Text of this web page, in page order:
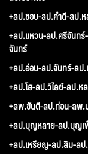
+ลป.ชอบ-ลป.คำดี-ลป.
+ลป.แหวน-ลป.ศรีจันท
จันทร์
+ลป.อ่อน-ลป.จันทร์-ลป
+ลป.โส-ลป.วิไลย์-ลป.ห
+ลพ.ขันตี-ลป.ท่อน-ลพ.
+ลป.บุญหลาย-ลป.บุญ
+ลป.เหรียญ-ลป.สิม-ลป